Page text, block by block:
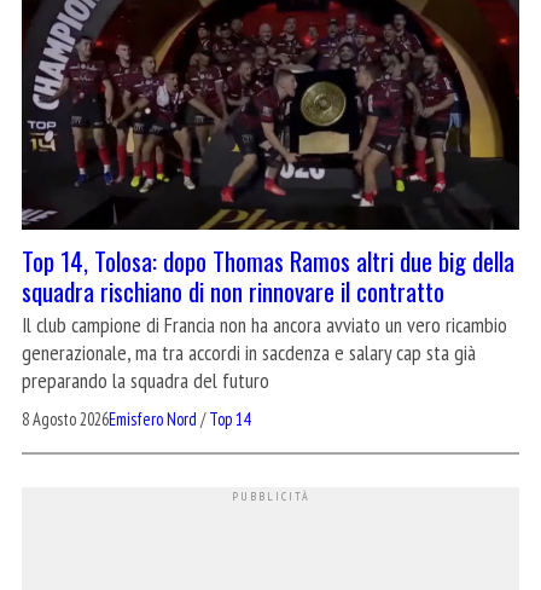
Top 14, Tolosa: dopo Thomas Ramos altri due big della
squadra rischiano di non rinnovare il contratto
Il club campione di Francia non ha ancora avviato un vero ricambio
generazionale, ma tra accordi in sacdenza e salary cap sta già
preparando la squadra del futuro
8 Agosto 2026Emisfero Nord /Top 14